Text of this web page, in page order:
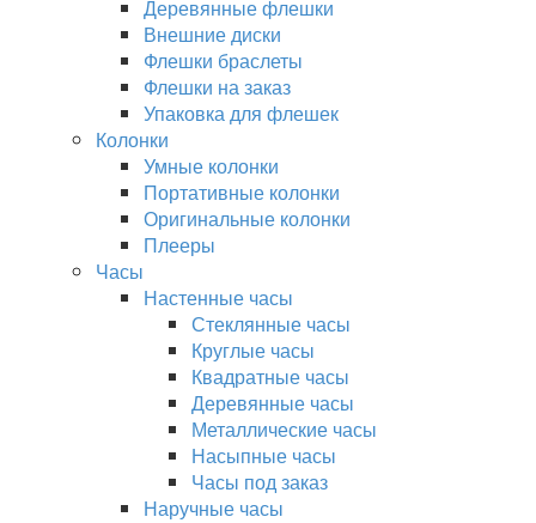
Деревянные флешки
Внешние диски
Флешки браслеты
Флешки на заказ
Упаковка для флешек
Колонки
Умные колонки
Портативные колонки
Оригинальные колонки
Плееры
Часы
Настенные часы
Стеклянные часы
Круглые часы
Квадратные часы
Деревянные часы
Металлические часы
Насыпные часы
Часы под заказ
Наручные часы